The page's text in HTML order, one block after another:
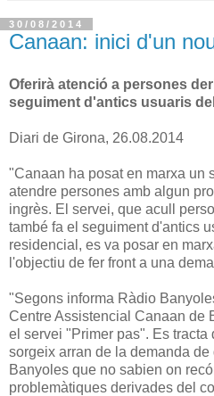
30/08/2014
Canaan: inici d'un
Oferirà atenció a persones
seguiment d'antics usuaris
Diari de Girona, 26.08.2014
"Canaan ha posat en marxa un
atendre persones amb algun
ingrès. El servei, que acull
també fa el seguiment d'antics
residencial, es va posar en
l'objectiu de fer front a una
"Segons informa Ràdio
Centre Assistencial Canaan de
el servei "Primer pas". Es tracta
sorgeix arran de la demanda
Banyoles que no sabien on
problemàtiques derivades del